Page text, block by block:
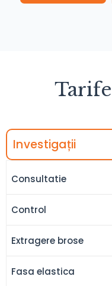
Investigații
Consultatie
Control
Extragere brose
Fasa elastica